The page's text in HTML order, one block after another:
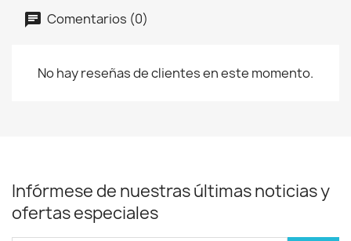
Comentarios (0)
No hay reseñas de clientes en este momento.
Infórmese de nuestras últimas noticias y
ofertas especiales